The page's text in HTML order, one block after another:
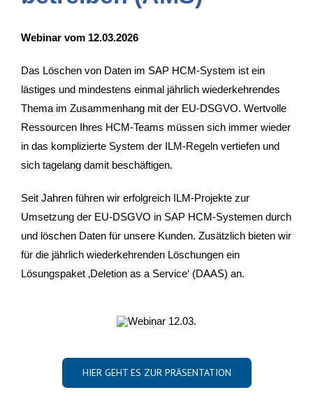
Webinar vom 12.03.2026
Das Löschen von Daten im SAP HCM-System ist ein
lästiges und mindestens einmal jährlich wiederkehrendes
Thema im Zusammenhang mit der EU-DSGVO. Wertvolle
Ressourcen Ihres HCM-Teams müssen sich immer wieder
in das komplizierte System der ILM-Regeln vertiefen und
sich tagelang damit beschäftigen.
Seit Jahren führen wir erfolgreich ILM-Projekte zur
Umsetzung der EU-DSGVO in SAP HCM-Systemen durch
und löschen Daten für unsere Kunden. Zusätzlich bieten wir
für die jährlich wiederkehrenden Löschungen ein
Lösungspaket ‚Deletion as a Service‘ (DAAS) an.
HIER GEHT ES ZUR PRÄSENTATION